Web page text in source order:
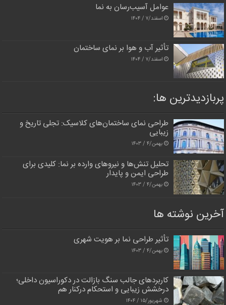
عوامل آسیب‌رسان به نما
اسفند/۷ / ۱۴۰۴
تأثیر آب و هوا بر نمای ساختمان
اسفند/۷ / ۱۴۰۴
پربازدیدترین‌ ها:
طراحی نمای ساختمان‌های کلاسیک: تجلی تاریخ و
زیبایی
بهمن/۴ / ۱۴۰۳
تحلیل تنش‌ها و نیروهای وارده بر نما: کلیدی برای
طراحی ایمن و پایدار
بهمن/۴ / ۱۴۰۳
آخرین نوشته ها
تأثیر طراحی نما بر هویت شهری
بهمن/۴ / ۱۴۰۳
کاربردهای جالب سنگ بازالت در دکوراسیون داخلی؛
درخشش زیبایی و استحکام درکنار هم
شهریور/۱۵ / ۱۴۰۴